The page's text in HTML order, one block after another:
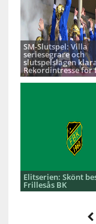
SM-Slutspel: Villa
seriesegrare och
slutspelslagen
Rekordintresse för
Elitserien: Skönt
Frillesås BK